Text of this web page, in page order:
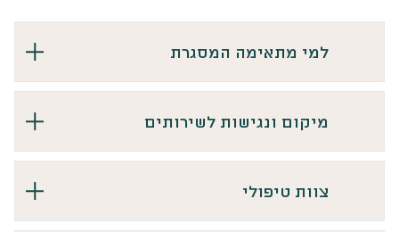
למי מתאימה המסגרת
מיקום ונגישות לשירותים
צוות טיפולי